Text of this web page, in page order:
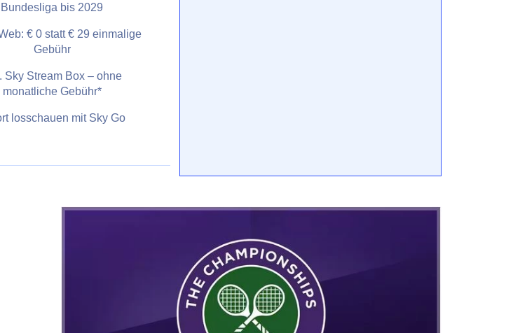
Bundesliga bis 2029
€ 0 statt € 29 einmalige
Gebühr
Sky Stream Box – ohne
monatliche Gebühr*
losschauen mit Sky Go